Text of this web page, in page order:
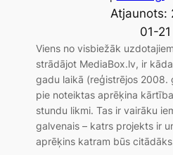
Atjaunots:
01-
Viens no visbiežāk
strādājot MediaBox.lv, ir
gadu laikā (reģistrējos 2008.
pie noteiktas aprēķina
stundu likmi. Tas ir vairāku
galvenais – katrs projekts ir
aprēķins katram būs